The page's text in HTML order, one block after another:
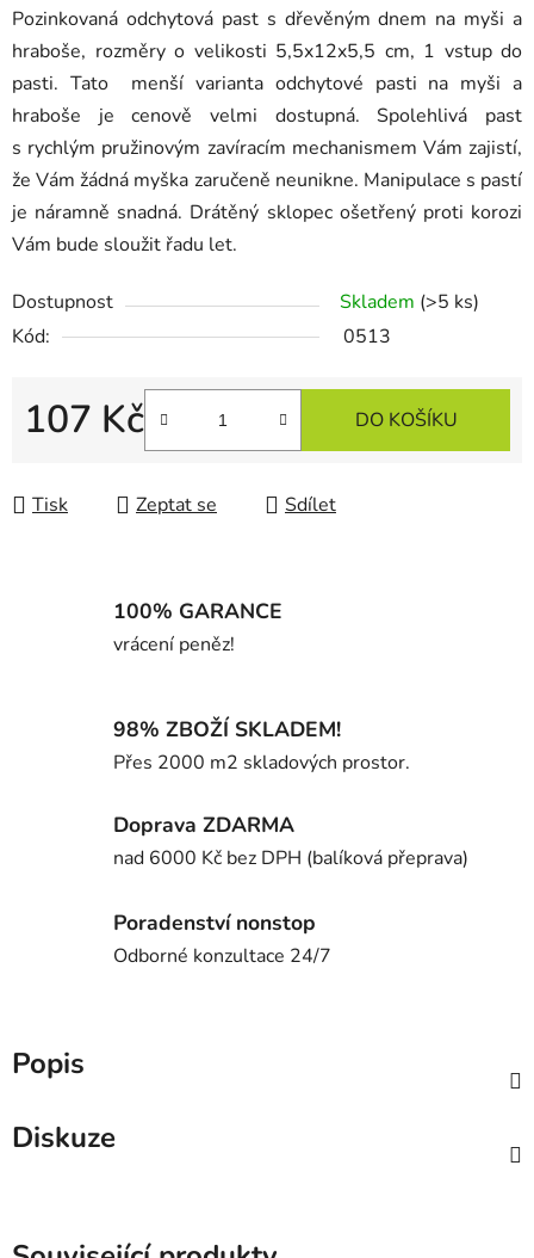
Pozinkovaná odchytová past s dřevěným dnem na myši a
hraboše, rozměry o velikosti 5,5x12x5,5 cm, 1 vstup do
pasti. Tato menší varianta odchytové pasti na myši a
hraboše je cenově velmi dostupná. Spolehlivá past
s rychlým pružinovým zavíracím mechanismem Vám zajistí,
že Vám žádná myška zaručeně neunikne. Manipulace s pastí
je náramně snadná. Drátěný sklopec ošetřený proti korozi
Vám bude sloužit řadu let.
Dostupnost Skladem (>5 ks)
Kód:
0513
107 Kč DO KOŠÍKU
Tisk Zeptat se Sdílet
100% GARANCE
vrácení peněz!
98% ZBOŽÍ SKLADEM!
Přes 2000 m2 skladových prostor.
Doprava ZDARMA
nad 6000 Kč bez DPH (balíková přeprava)
Poradenství nonstop
Odborné konzultace 24/7
Popis
Diskuze